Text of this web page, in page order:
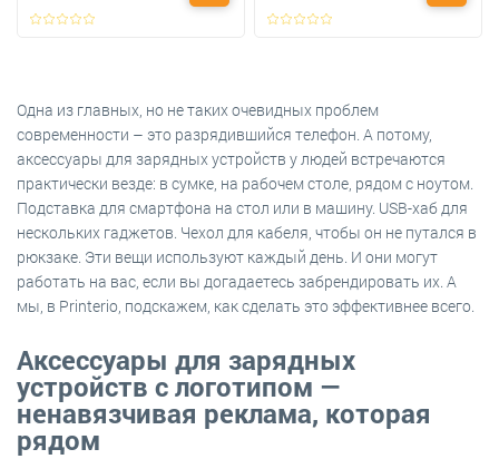
Одна из главных, но не таких очевидных проблем
современности – это разрядившийся телефон. А потому,
аксессуары для зарядных устройств у людей встречаются
практически везде: в сумке, на рабочем столе, рядом с ноутом.
Подставка для смартфона на стол или в машину. USB-хаб для
нескольких гаджетов. Чехол для кабеля, чтобы он не путался в
рюкзаке. Эти вещи используют каждый день. И они могут
работать на вас, если вы догадаетесь забрендировать их. А
мы, в Printerio, подскажем, как сделать это эффективнее всего.
Аксессуары для зарядных
устройств с логотипом —
ненавязчивая реклама, которая
рядом